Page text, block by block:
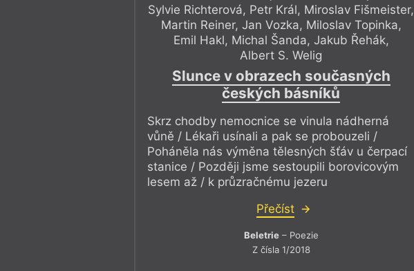
Sylvie Richterová, Petr Král, Miroslav Fišmeister,
Martin Reiner, Jan Vozka, Miloslav Topinka,
Emil Hakl, Michal Šanda, Jakub Řehák,
Albert S. Welig
Slunce v obrazech současných
českých básníků
Skrz chodby nemocnice se vinula nádherná
vůně / Lékaři usínali a pak se probouzeli /
Poháněla nás výměna tělesných šťáv u čerpací
stanice / Později jsme sestoupili borovicovým
lesem až / k průzračnému jezeru
Přečíst
Beletrie– Poezie
Z čísla 1/2018